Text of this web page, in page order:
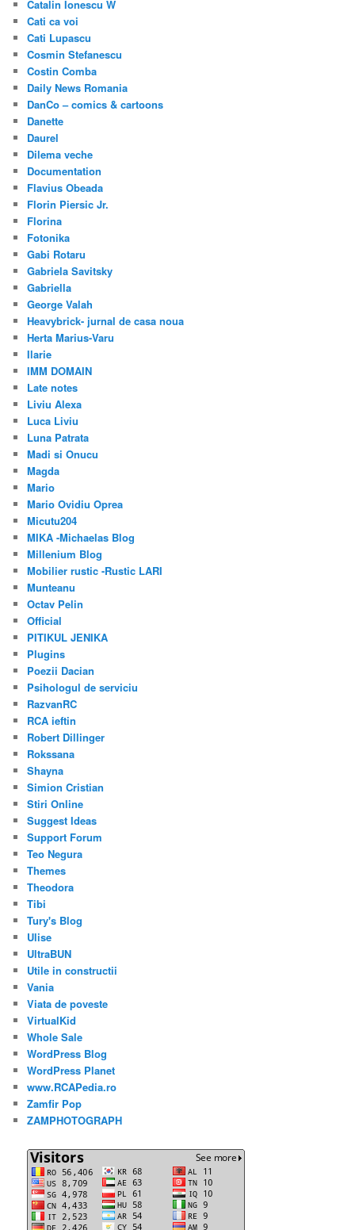
Catalin Ionescu W
Cati ca voi
Cati Lupascu
Cosmin Stefanescu
Costin Comba
Daily News Romania
DanCo – comics & cartoons
Danette
Daurel
Dilema veche
Documentation
Flavius Obeada
Florin Piersic Jr.
Florina
Fotonika
Gabi Rotaru
Gabriela Savitsky
Gabriella
George Valah
Heavybrick- jurnal de casa noua
Herta Marius-Varu
Ilarie
IMM DOMAIN
Late notes
Liviu Alexa
Luca Liviu
Luna Patrata
Madi si Onucu
Magda
Mario
Mario Ovidiu Oprea
Micutu204
MIKA -Michaelas Blog
Millenium Blog
Mobilier rustic -Rustic LARI
Munteanu
Octav Pelin
Official
PITIKUL JENIKA
Plugins
Poezii Dacian
Psihologul de serviciu
RazvanRC
RCA ieftin
Robert Dillinger
Rokssana
Shayna
Simion Cristian
Stiri Online
Suggest Ideas
Support Forum
Teo Negura
Themes
Theodora
Tibi
Tury's Blog
Ulise
UltraBUN
Utile in constructii
Vania
Viata de poveste
VirtualKid
Whole Sale
WordPress Blog
WordPress Planet
www.RCAPedia.ro
Zamfir Pop
ZAMPHOTOGRAPH